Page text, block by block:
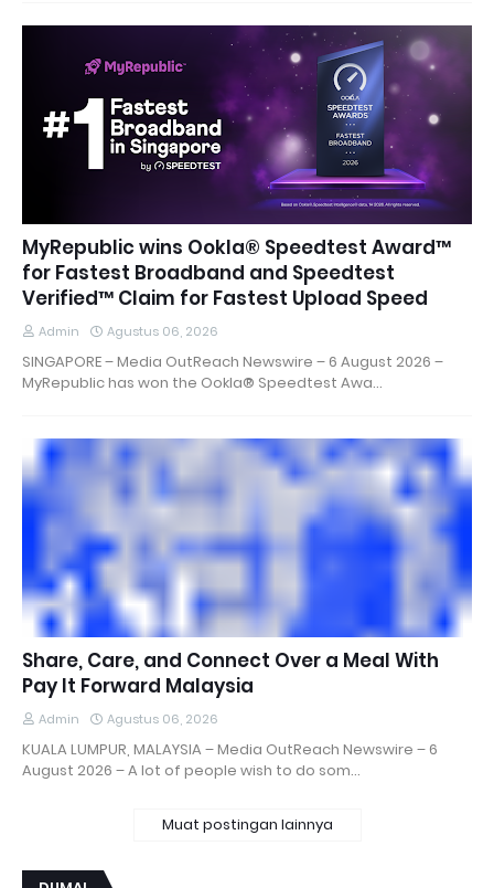
MyRepublic wins Ookla® Speedtest Award™
for Fastest Broadband and Speedtest
Verified™ Claim for Fastest Upload Speed
Admin Agustus 06, 2026
SINGAPORE – Media OutReach Newswire – 6 August 2026 –
MyRepublic has won the Ookla® Speedtest Awa…
Share, Care, and Connect Over a Meal With
Pay It Forward Malaysia
Admin Agustus 06, 2026
KUALA LUMPUR, MALAYSIA – Media OutReach Newswire – 6
August 2026 – A lot of people wish to do som…
Muat postingan lainnya